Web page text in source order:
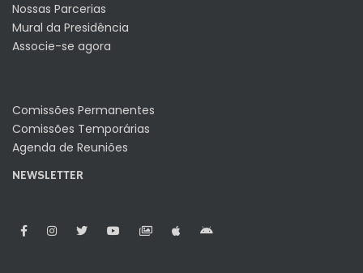
Nossas Parcerias
Mural da Presidência
Associe-se agora
Comissões Permanentes
Comissões Temporárias
Agenda de Reuniões
NEWSLETTER